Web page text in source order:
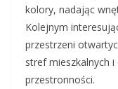
kolory, nadając
Kolejnym
przestrzeni
stref mieszkalnych
przestronności.